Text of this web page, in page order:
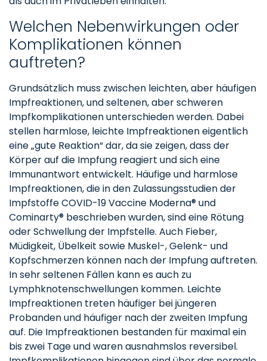
Welchen Nebenwirkungen oder
Komplikationen können
auftreten?
Grundsätzlich muss zwischen leichten, aber häufigen
Impfreaktionen, und seltenen, aber schweren
Impfkomplikationen unterschieden werden. Dabei
stellen harmlose, leichte Impfreaktionen eigentlich
eine „gute Reaktion“ dar, da sie zeigen, dass der
Körper auf die Impfung reagiert und sich eine
Immunantwort entwickelt. Häufige und harmlose
Impfreaktionen, die in den Zulassungsstudien der
Impfstoffe COVID-19 Vaccine Moderna® und
Cominarty® beschrieben wurden, sind eine Rötung
oder Schwellung der Impfstelle. Auch Fieber,
Müdigkeit, Übelkeit sowie Muskel-, Gelenk- und
Kopfschmerzen können nach der Impfung auftreten.
In sehr seltenen Fällen kann es auch zu
Lymphknotenschwellungen kommen. Leichte
Impfreaktionen treten häufiger bei jüngeren
Probanden und häufiger nach der zweiten Impfung
auf. Die Impfreaktionen bestanden für maximal ein
bis zwei Tage und waren ausnahmslos reversibel.